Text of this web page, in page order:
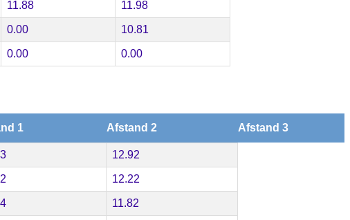
11.88 11.98
0.00 10.81
0.00 0.00
1 Afstand 2 Afstand 3
12.92
12.22
11.82